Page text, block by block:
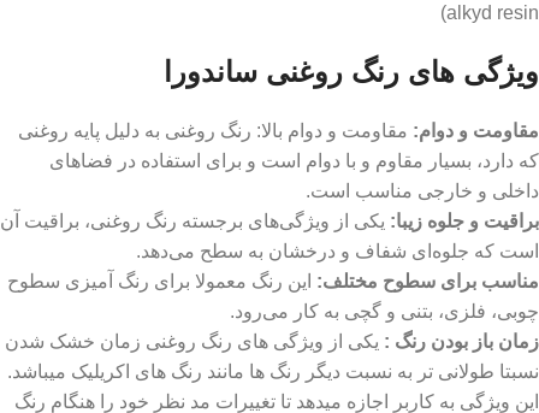
alkyd resin)
ویژگی های رنگ روغنی ساندورا
مقاومت و دوام: مقاومت و دوام بالا: رنگ روغنی به دلیل پایه روغنی
که دارد، بسیار مقاوم و با دوام است و برای استفاده در فضاهای
داخلی و خارجی مناسب است.
براقیت و جلوه زیبا: یکی از ویژگی‌های برجسته رنگ روغنی، براقیت آن
است که جلوه‌ای شفاف و درخشان به سطح می‌دهد.
مناسب برای سطوح مختلف: این رنگ معمولا برای رنگ آمیزی سطوح
چوبی، فلزی، بتنی و گچی به کار می‌رود.
زمان باز بودن رنگ : یکی از ویژگی های رنگ روغنی زمان خشک شدن
نسبتا طولانی تر به نسبت دیگر رنگ ها مانند رنگ های اکریلیک میباشد.
این ویژگی به کاربر اجازه میدهد تا تغییرات مد نظر خود را هنگام رنگ